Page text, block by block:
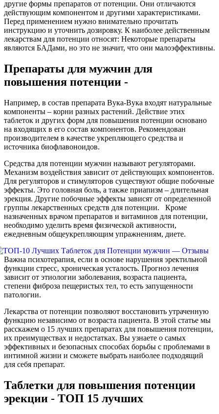
другие формы препаратов от потенции. Они отличаются
действующим компонентом и другими характеристиками.
Перед применением нужно внимательно прочитать
инструкцию и уточнить дозировку. К наиболее действенным
лекарствам для потенции относят: Некоторые препараты
являются БАДами, но это не значит, что они малоэффективны.
Препараты для мужчин для
повышения потенции -
Например, в состав препарата Вука-Вука входят натуральные
компоненты – корни разных растений. Действие этих
таблеток и других форм для повышения потенции основано
на входящих в его состав компонентов. Рекомендован
производителем в качестве укрепляющего средства и
источника биофлавоноидов.
Средства для потенции мужчин называют регуляторами.
Механизм воздействия зависит от действующих компонентов.
Для регуляторов и стимуляторов существуют общие побочные
эффекты. Это головная боль, а также приапизм – длительная
эрекция. Другие побочные эффекты зависят от определенной
группы лекарственных средств для потенции. Кроме
назначенных врачом препаратов и витаминов для потенции,
необходимо уделить время физической активности,
ежедневным общеукрепляющим упражнениям, диете.
Важна психотерапия, если в основе нарушения эректильной
функции стресс, хроническая усталость. Прогноз лечения
зависит от этиологии заболевания, возраста пациента,
степени фиброза пещеристых тел, то есть запущенности
патологии.
Лекарства от потенции позволяют восстановить утраченную
функцию независимо от возраста пациента. В этой статье мы
расскажем о 15 лучших препаратах для повышения потенции,
их преимуществах и недостатках. Вы узнаете о самых
эффективных и безопасных способах борьбы с проблемами в
интимной жизни и сможете выбрать наиболее подходящий
для себя препарат.
Таблетки для повышения потенции
эрекции - ТОП 15 лучших